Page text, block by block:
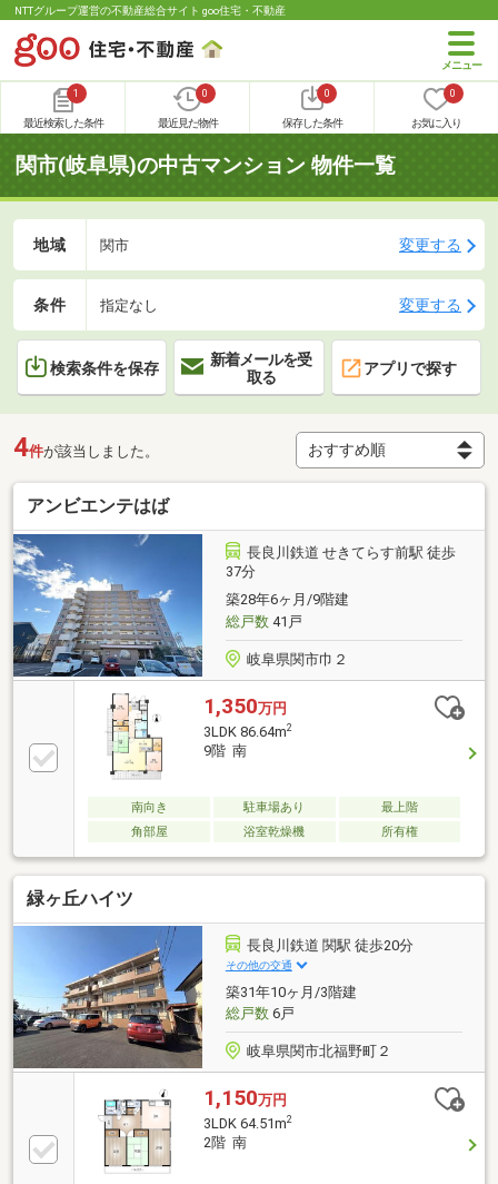
NTTグループ運営の不動産総合サイト goo住宅・不動産
1
最近検索した条件
0
最近見た物件
0
保存した条件
0
お気に入り
関市(岐阜県)の中古マンション 物件一覧
地域 関市 変更する
条件 指定なし 変更する
検索条件を保存
新着メールを受
取る
アプリで探す
4件が該当しました。
アンビエンテはば
長良川鉄道 せきてらす前駅 徒歩
37分
築28年6ヶ月/9階建
総戸数41戸
岐阜県関市巾２
1,350万円
3LDK 86.64m2
9階 南
南向き 駐車場あり
最上階
角部屋
浴室乾燥機 所有権
緑ヶ丘ハイツ
長良川鉄道 関駅 徒歩20分
その他の交通
築31年10ヶ月/3階建
総戸数6戸
岐阜県関市北福野町２
1,150万円
3LDK 64.51m2
2階 南